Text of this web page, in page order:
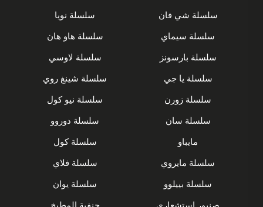
سلسلة شي فان
سلسلة نويا
سلسلة سيماي
سلسلة هاو هان
سلسلة بارسونز
سلسلة لاوسي
سلسلة يا جي
سلسلة شينغ روي
سلسلة زورن
سلسلة نيو كول
سلسلة سان
سلسلة دوروو
مايباو
سلسلة كول
سلسلة مايروي
سلسلة فلاي
سلسلة بييلوو
سلسلة يوان